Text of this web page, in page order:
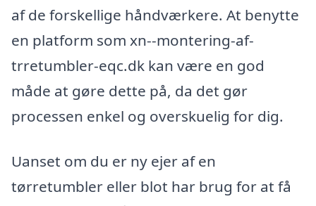
af de forskellige håndværkere. At benytte
en platform som xn--montering-af-
trretumbler-eqc.dk kan være en god
måde at gøre dette på, da det gør
processen enkel og overskuelig for dig.
Uanset om du er ny ejer af en
tørretumbler eller blot har brug for at få